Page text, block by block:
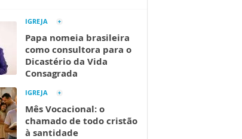
IGREJA
Papa nomeia brasileira
como consultora para o
Dicastério da Vida
Consagrada
IGREJA
Mês Vocacional: o
chamado de todo cristão
à santidade